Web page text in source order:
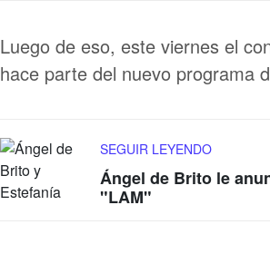
Luego de eso, este viernes el
hace parte del nuevo programa
SEGUIR LEYENDO
Ángel de Brito le
"LAM"